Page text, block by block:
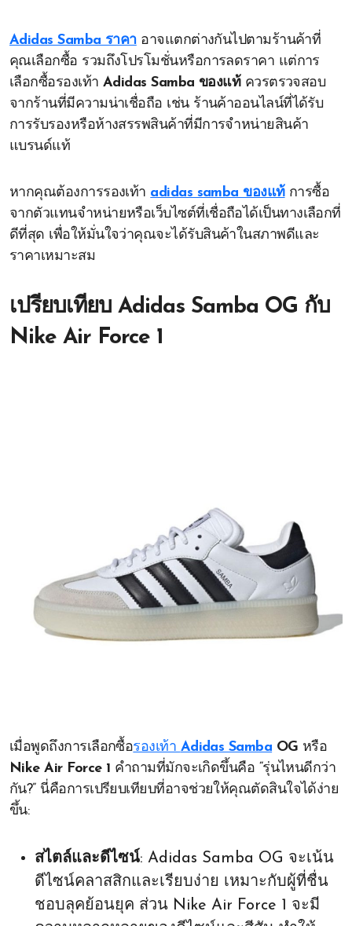
Adidas Samba ราคาอาจแตกต่างกันไปตามร้านค้าที่
คุณเลือกซื้อ รวมถึงโปรโมชั่นหรือการลดราคา แต่การ
เลือกซื้อรองเท้า Adidas Samba ของแท้ควรตรวจสอบ
จากร้านที่มีความน่าเชื่อถือ เช่น ร้านค้าออนไลน์ที่ได้รับ
การรับรองหรือห้างสรรพสินค้าที่มีการจำหน่ายสินค้า
แบรนด์แท้
หากคุณต้องการรองเท้า adidas samba ของแท้การซื้อ
จากตัวแทนจำหน่ายหรือเว็บไซต์ที่เชื่อถือได้เป็นทางเลือกที่
ดีที่สุด เพื่อให้มั่นใจว่าคุณจะได้รับสินค้าในสภาพดีและ
ราคาเหมาะสม
เปรียบเทียบ Adidas Samba OG กับ
Nike Air Force 1
เมื่อพูดถึงการเลือกซื้อรองเท้า Adidas Samba OG หรือ
Nike Air Force 1 คำถามที่มักจะเกิดขึ้นคือ “รุ่นไหนดีกว่า
กัน?” นี่คือการเปรียบเทียบที่อาจช่วยให้คุณตัดสินใจได้ง่าย
ขึ้น:
สไตล์และดีไซน์: Adidas Samba OG จะเน้น
ดีไซน์คลาสสิกและเรียบง่าย เหมาะกับผู้ที่ชื่น
ชอบลุคย้อนยุค ส่วน Nike Air Force 1 จะมี